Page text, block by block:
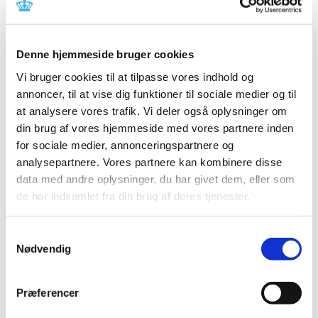
Denne hjemmeside bruger cookies
Vi bruger cookies til at tilpasse vores indhold og
annoncer, til at vise dig funktioner til sociale medier og til
at analysere vores trafik. Vi deler også oplysninger om
din brug af vores hjemmeside med vores partnere inden
for sociale medier, annonceringspartnere og
analysepartnere. Vores partnere kan kombinere disse
data med andre oplysninger, du har givet dem, eller som
de har indsamlet fra din brug af deres tjenester.
Nødvendig
Præferencer
|7. december 2023
I forbindelse med monitorering af forsøgsordningen med
Ændring af rapportering for visse
cannabisprodukter fra 1. januar 2024
6. december 2023
FNs kontrolorgan, International Narcotics Control Board
(INCB) har besluttet at ændre på måden…
Bevilling til at drive Kerteminde Apotek
meddelt, at Nanna Stauner får bevilling til at drive
…
Fristen i 2023 for lægemiddelansøgninger og
ansøgninger om kliniske lægemiddelforsøg er